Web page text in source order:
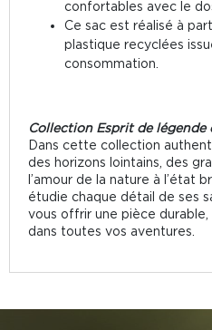
confortables avec le
Ce sac est réalisé à
plastique recyclées
consommation.
Collection Esprit de légende
Dans cette collection
des horizons lointains, des
l’amour de la nature à l’état
étudie chaque détail de ses
vous offrir une pièce durable,
dans toutes vos aventures.